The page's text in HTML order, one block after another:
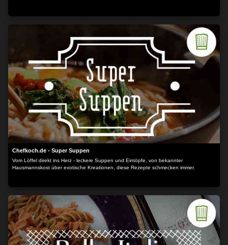
Chefkoch.de - Super Suppen
Vom Löffel direkt ins Herz - leckere Suppen und Eintöpfe, von bekannter
Hausmannskost über exotische Kreationen, diese Rezepte schmecken immer.